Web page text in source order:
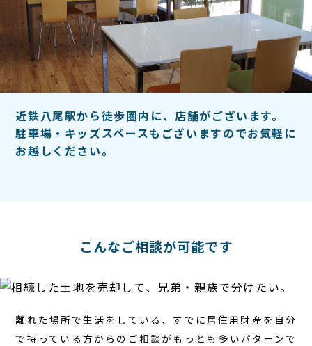
近鉄八尾駅から徒歩圏内に、店舗がございます。
駐車場・キッズスペースもございますのでお気軽に
お越しください。
こんなご相談が可能です
離れた場所で生活をしている、すでに居住用財産を自分
で持っている方からのご相談がもっとも多いパターンで